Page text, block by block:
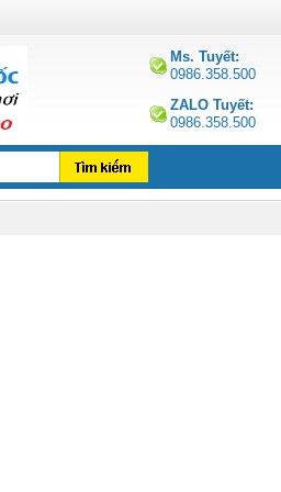
Ms. Tuyết:
0986.358.500
ZALO Tuyết:
0986.358.500